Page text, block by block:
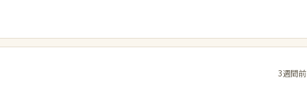
3週間前